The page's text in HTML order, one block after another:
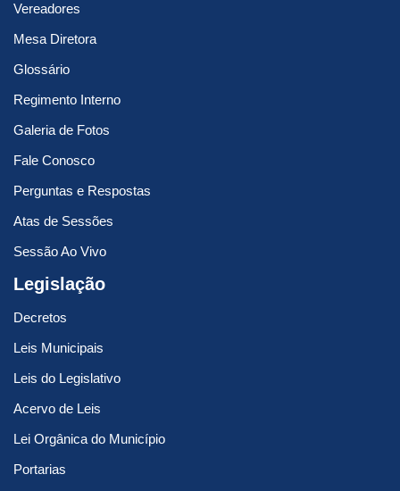
Vereadores
Mesa Diretora
Glossário
Regimento Interno
Galeria de Fotos
Fale Conosco
Perguntas e Respostas
Atas de Sessões
Sessão Ao Vivo
Legislação
Decretos
Leis Municipais
Leis do Legislativo
Acervo de Leis
Lei Orgânica do Município
Portarias